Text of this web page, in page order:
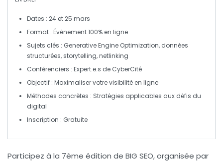
Dates : 24 et 25 mars
Format : Événement 100% en ligne
Sujets clés : Generative Engine Optimization, données
structurées, storytelling,netlinking
Conférenciers : Expert.e.s de CyberCité
Objectif : Maximaliser votrevisibilité en ligne
Méthodes concrètes : Stratégies applicables aux défis du
digital
Inscription : Gratuite
Participez à la 7ème édition de BIG SEO, organisée par